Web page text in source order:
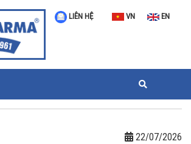
LIÊN HỆ VN EN
22/07/2026